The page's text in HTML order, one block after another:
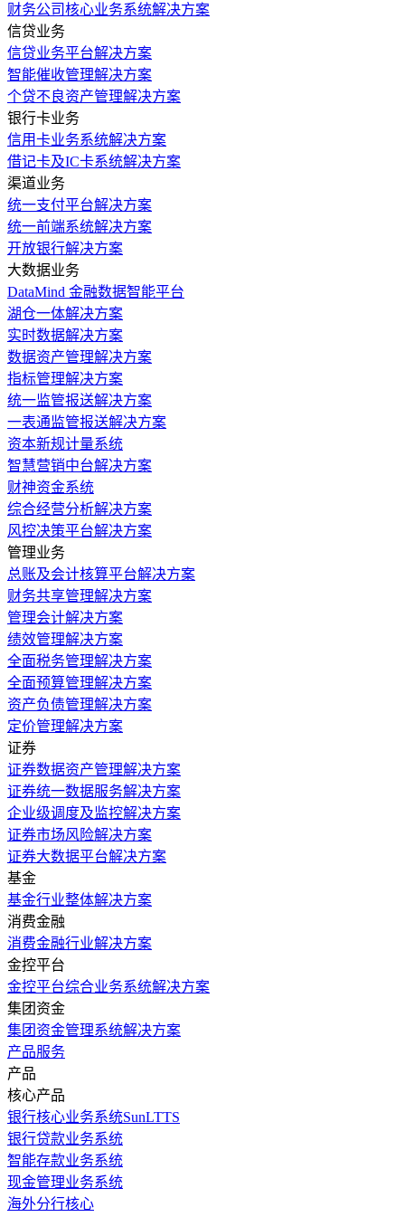
财务公司核心业务系统解决方案
信贷业务
信贷业务平台解决方案
智能催收管理解决方案
个贷不良资产管理解决方案
银行卡业务
信用卡业务系统解决方案
借记卡及IC卡系统解决方案
渠道业务
统一支付平台解决方案
统一前端系统解决方案
开放银行解决方案
大数据业务
DataMind 金融数据智能平台
湖仓一体解决方案
实时数据解决方案
数据资产管理解决方案
指标管理解决方案
统一监管报送解决方案
一表通监管报送解决方案
资本新规计量系统
智慧营销中台解决方案
财神资金系统
综合经营分析解决方案
风控决策平台解决方案
管理业务
总账及会计核算平台解决方案
财务共享管理解决方案
管理会计解决方案
绩效管理解决方案
全面税务管理解决方案
全面预算管理解决方案
资产负债管理解决方案
定价管理解决方案
证券
证券数据资产管理解决方案
证券统一数据服务解决方案
企业级调度及监控解决方案
证券市场风险解决方案
证券大数据平台解决方案
基金
基金行业整体解决方案
消费金融
消费金融行业解决方案
金控平台
金控平台综合业务系统解决方案
集团资金
集团资金管理系统解决方案
产品服务
产品
核心产品
银行核心业务系统SunLTTS
银行贷款业务系统
智能存款业务系统
现金管理业务系统
海外分行核心